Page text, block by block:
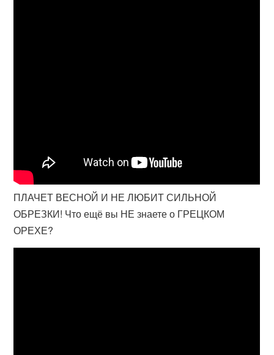
ПЛАЧЕТ ВЕСНОЙ И НЕ ЛЮБИТ СИЛЬНОЙ
ОБРЕЗКИ! Что ещё вы НЕ знаете о ГРЕЦКОМ
ОРЕХЕ?